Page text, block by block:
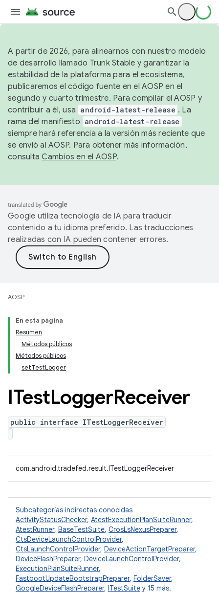
A partir de 2026, para alinearnos con nuestro modelo
de desarrollo llamado Trunk Stable y garantizar la
estabilidad de la plataforma para el ecosistema,
publicaremos el código fuente en el AOSP en el
segundo y cuarto trimestre. Para compilar el AOSP y
contribuir a él, usa android-latest-release . La
rama del manifiesto android-latest-release
siempre hará referencia a la versión más reciente que
se envió al AOSP. Para obtener más información,
consultaCambios en el AOSP.
Google utiliza tecnología de IA para traducir
contenido a tu idioma preferido. Las traducciones
realizadas con IA pueden contener errores.
AOSP
En esta página
Resumen
Métodos públicos
Métodos públicos
setTestLogger
ITestLoggerReceiver
public interface ITestLoggerReceiver
com.android.tradefed.result.ITestLoggerReceiver
Subcategorías indirectas conocidas
ActivityStatusChecker, AtestExecutionPlanSuiteRunner,
AtestRunner, BaseTestSuite, CrosLsNexusPreparer,
CtsDeviceLaunchControlProvider,
CtsLaunchControlProvider, DeviceActionTargetPreparer,
DeviceFlashPreparer, DeviceLaunchControlProvider,
ExecutionPlanSuiteRunner,
FastbootUpdateBootstrapPreparer, FolderSaver,
GoogleDeviceFlashPreparer, ITestSuitey 15 más.